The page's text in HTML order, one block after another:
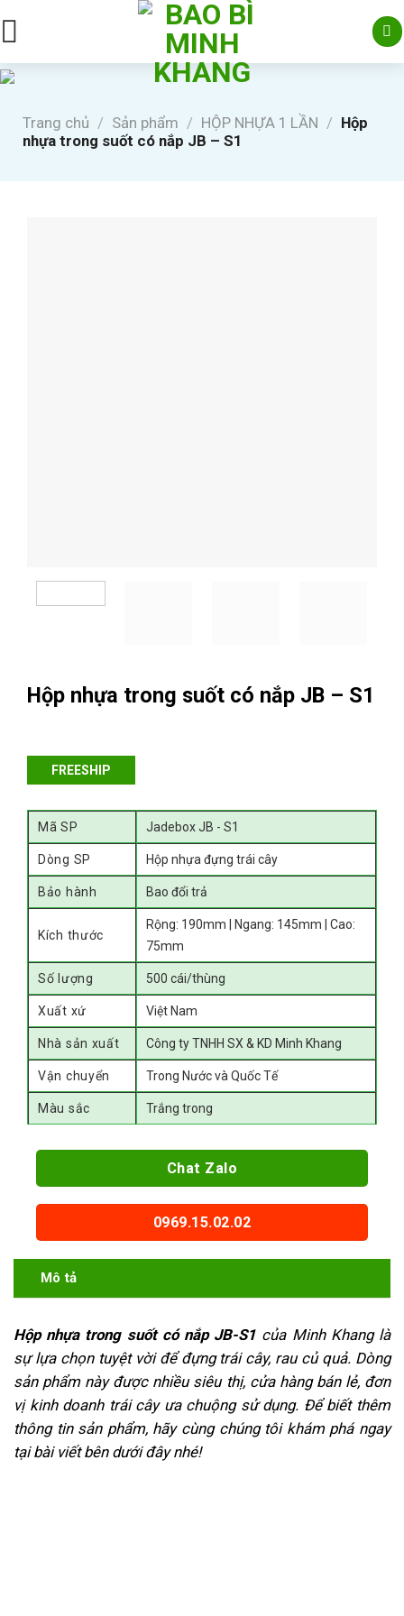
Trang chủ / Sản phẩm / HỘP NHỰA 1 LẦN / Hộp
nhựa trong suốt có nắp JB – S1
Hộp nhựa trong suốt có nắp JB – S1
FREESHIP
Mã SP Jadebox JB - S1
Dòng SP Hộp nhựa đựng trái cây
Bảo hành Bao đổi trả
Kích thước
Rộng: 190mm | Ngang: 145mm | Cao:
75mm
Số lượng 500 cái/thùng
Xuất xứ Việt Nam
Nhà sản xuất Công ty TNHH SX & KD Minh Khang
Vận chuyển Trong Nước và Quốc Tế
Màu sắc Trắng trong
Chat Zalo
0969.15.02.02
Mô tả
Hộp nhựa trong suốt có nắp JB-S1 của Minh Khang là
sự lựa chọn tuyệt vời để đựng trái cây, rau củ quả. Dòng
sản phẩm này được nhiều siêu thị, cửa hàng bán lẻ, đơn
vị kinh doanh trái cây ưa chuộng sử dụng. Để biết thêm
thông tin sản phẩm, hãy cùng chúng tôi khám phá ngay
tại bài viết bên dưới đây nhé!